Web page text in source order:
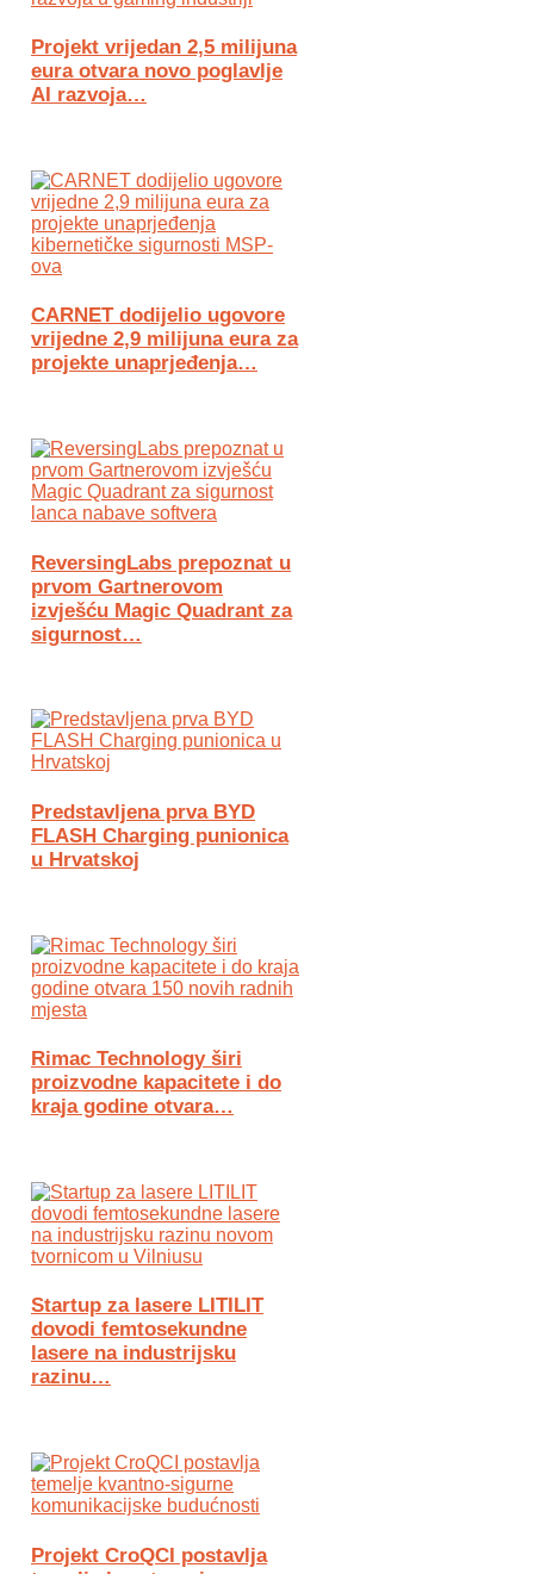
Projekt vrijedan 2,5 milijuna
eura otvara novo poglavlje
AI razvoja…
CARNET dodijelio ugovore
vrijedne 2,9 milijuna eura za
projekte unaprjeđenja…
ReversingLabs prepoznat u
prvom Gartnerovom
izvješću Magic Quadrant za
sigurnost…
Predstavljena prva BYD
FLASH Charging punionica
u Hrvatskoj
Rimac Technology širi
proizvodne kapacitete i do
kraja godine otvara…
Startup za lasere LITILIT
dovodi femtosekundne
lasere na industrijsku
razinu…
Projekt CroQCI postavlja